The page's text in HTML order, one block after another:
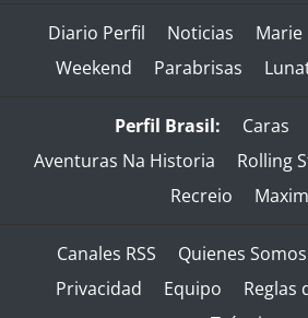
Diario Perfil Noticias Marie
Weekend
Parabrisas
Perfil Brasil: Caras
Aventuras Na Historia
Rolling
Recreio
Canales RSS Quienes Somos
Privacidad
Equipo
Reglas